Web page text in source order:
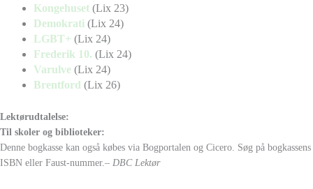
Kongehuset (Lix 23)
Demokrati (Lix 24)
LGBT+ (Lix 24)
Frederik 10. (Lix 24)
Varulve (Lix 24)
Brentford (Lix 26)
Lektørudtalelse:
Til skoler og biblioteker:
Denne bogkasse kan også købes via Bogportalen og Cicero. Søg på bogkassens
ISBN eller Faust-nummer.– DBC Lektør